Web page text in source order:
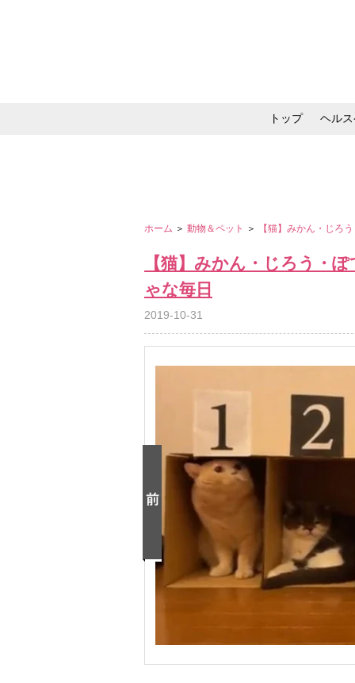
トップ ヘル
ホーム ＞ 動物＆ペット ＞ 【猫】みかん・じろ
【猫】みかん・じろう・
ゃな毎日
2019-10-31